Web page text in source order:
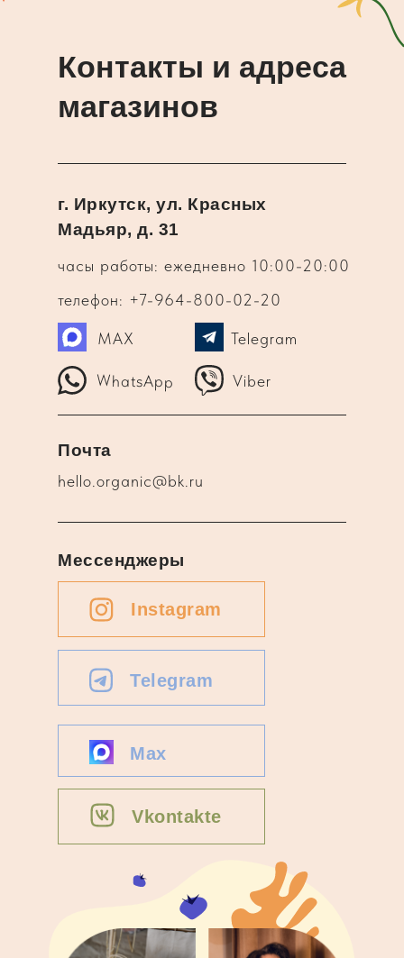
Контакты и адреса
магазинов
часы работы: ежедневно 10:00-20:00
г. Иркутск, ул. Красных
Мадьяр, д. 31
телефон: +7-964-800-02-20
WhatsApp Viber
Telegram
MAX
hello.organic@bk.ru
Почта
Instagram
Telegram
Max
Vkontakte
Мессенджеры